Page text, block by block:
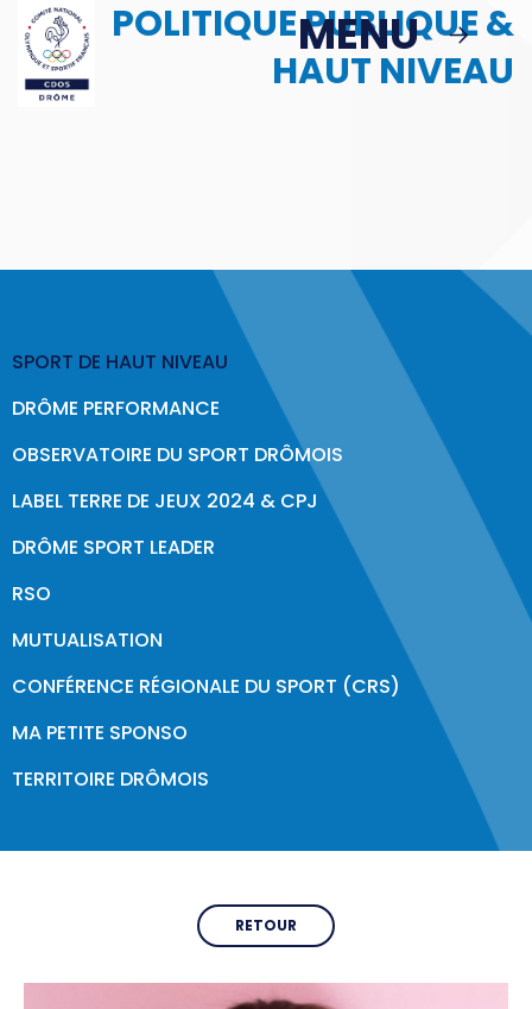
Passer au contenu principalMENU
MBS
Podcast : Le Sport en Face
> Le Sport en Face : Épisode 1
Politique Publique & Haut Niveau
Éducation & Citoyenneté
Sport & Santé
Formations & Professionnalisation
CDOS 26
Qui sommes-nous ?
Comités Départementaux
Partenaires & Labels
Labels & Centre de Préparation aux Jeux
MENU
POLITIQUE PUBLIQUE &
HAUT NIVEAU
SPORT DE HAUT NIVEAU
DRÔME PERFORMANCE
OBSERVATOIRE DU SPORT DRÔMOIS
LABEL TERRE DE JEUX 2024 & CPJ
DRÔME SPORT LEADER
RSO
MUTUALISATION
CONFÉRENCE RÉGIONALE DU SPORT (CRS)
MA PETITE SPONSO
TERRITOIRE DRÔMOIS
RETOUR